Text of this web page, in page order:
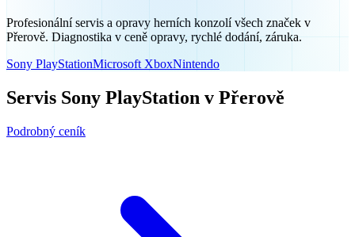
Profesionální servis a opravy herních konzolí všech značek v
Přerově. Diagnostika v ceně opravy, rychlé dodání, záruka.
Sony PlayStationMicrosoft XboxNintendo
Servis Sony PlayStation v Přerově
Podrobný ceník